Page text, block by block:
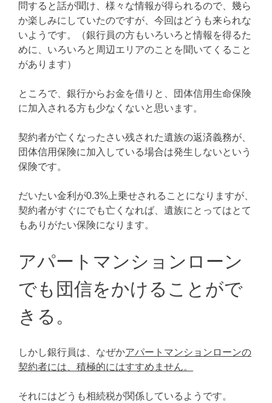
問すると話が聞け、様々な情報が得られるので、幾ら
か楽しみにしていたのですが、今回はどうも来られな
いようです。（銀行員の方もいろいろと情報を得るた
めに、いろいろと周辺エリアのことを聞いてくること
があります）
ところで、銀行からお金を借りと、団体信用生命保険
に加入される方も少なくないと思います。
契約者が亡くなったさい残された遺族の返済義務が、
団体信用保険に加入している場合は発生しないという
保険です。
だいたい金利が0.3%上乗せされることになりますが、
契約者がすぐにでも亡くなれば、遺族にとってはとて
もありがたい保険になります。
アパートマンションローン
でも団信をかけることがで
きる。
しかし銀行員は、なぜかアパートマンションローンの
契約者には、積極的にはすすめません。
それにはどうも相続税が関係しているようです。